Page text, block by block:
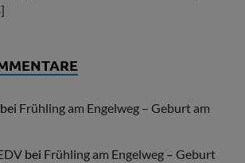
bei Frühling am Engelweg – Geburt am
bei Frühling am Engelweg – Geburt